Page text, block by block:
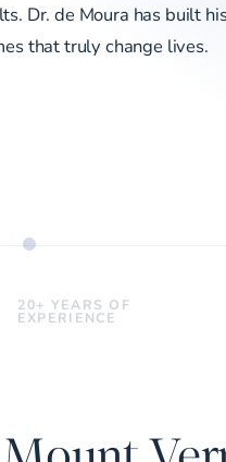
Dr. de Moura has built
that truly change lives.
20+ YEARS OF
EXPERIENCE